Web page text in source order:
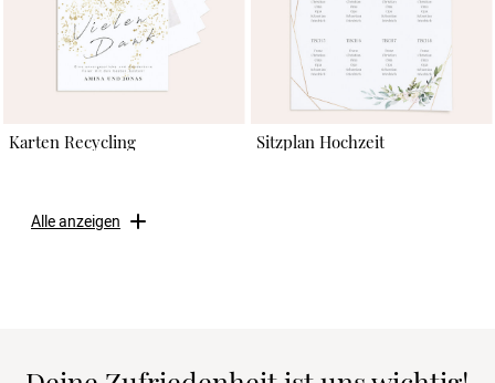
Karten Recycling Sitzplan Hochzeit
Alle anzeigen